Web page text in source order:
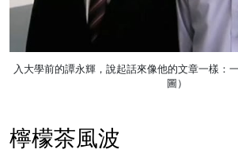
入大學前的譚永輝，說起話來像他的文章一樣：
圖）
檸檬茶風波